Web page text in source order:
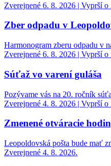
Zverejnené 6. 8. 2026 | Vyprší o
Zber odpadu v
Harmonogram zberu odpadu v
Zverejnené 6. 8. 2026 | Vyprší o
Súťaž vo varení guláša
Pozývame vás na 20. ročník
Zverejnené 4. 8. 2026 | Vyprší o
Zmenené otváracie
Leopoldovská pošta bude mať
Zverejnené 4. 8. 2026.